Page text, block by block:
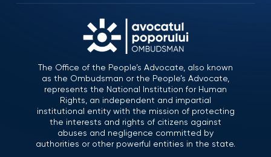
The Office of the People’s Advocate, also known
as the Ombudsman or the People’s Advocate,
represents the National Institution for Human
Rights, an independent and impartial
institutional entity with the mission of protecting
the interests and rights of citizens against
abuses and negligence committed by
authorities or other powerful entities in the state.